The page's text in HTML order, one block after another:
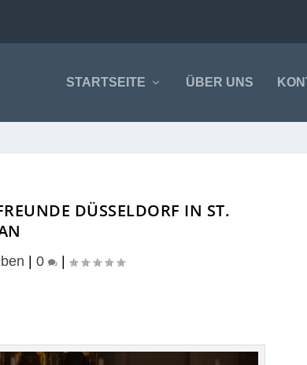
STARTSEITE ÜBER UNS
DÜSSELDORF IN ST.
0 |